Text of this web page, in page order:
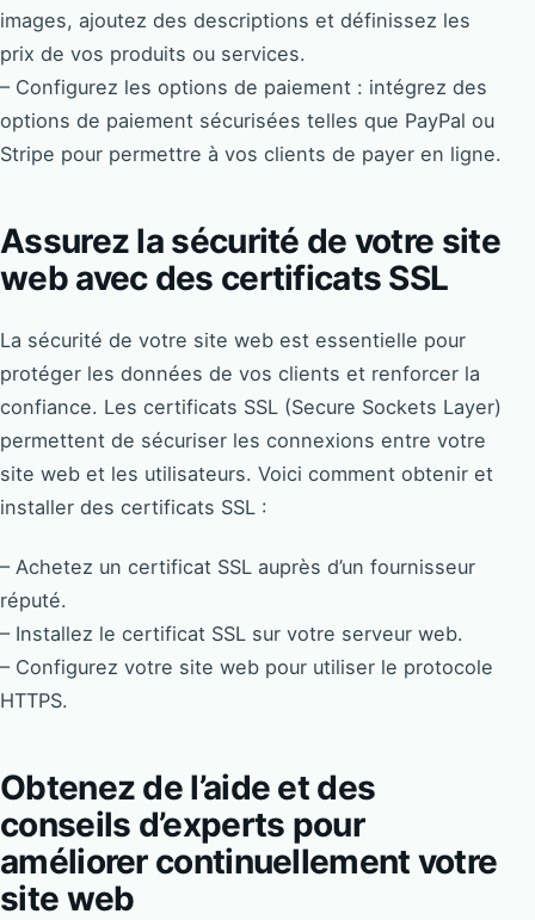
images, ajoutez des descriptions et définissez les
prix de vos produits ou services.
– Configurez les options de paiement : intégrez des
options de paiement sécurisées telles que PayPal ou
Stripe pour permettre à vos clients de payer en ligne.
Assurez la sécurité de votre site
web avec des certificats SSL
La sécurité de votre site web est essentielle pour
protéger les données de vos clients et renforcer la
confiance. Les certificats SSL (Secure Sockets Layer)
permettent de sécuriser les connexions entre votre
site web et les utilisateurs. Voici comment obtenir et
installer des certificats SSL :
– Achetez un certificat SSL auprès d’un fournisseur
réputé.
– Installez le certificat SSL sur votre serveur web.
– Configurez votre site web pour utiliser le protocole
HTTPS.
Obtenez de l’aide et des
conseils d’experts pour
améliorer continuellement votre
site web